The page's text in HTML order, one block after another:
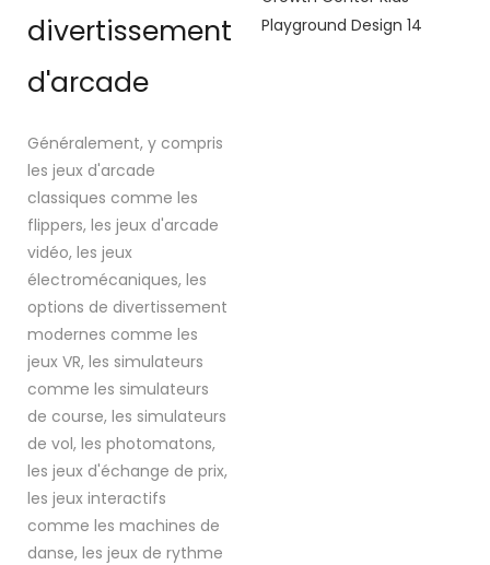
divertissement
d'arcade
Généralement, y compris
les jeux d'arcade
classiques comme les
flippers, les jeux d'arcade
vidéo, les jeux
électromécaniques, les
options de divertissement
modernes comme les
jeux VR, les simulateurs
comme les simulateurs
de course, les simulateurs
de vol, les photomatons,
les jeux d'échange de prix,
les jeux interactifs
comme les machines de
danse, les jeux de rythme